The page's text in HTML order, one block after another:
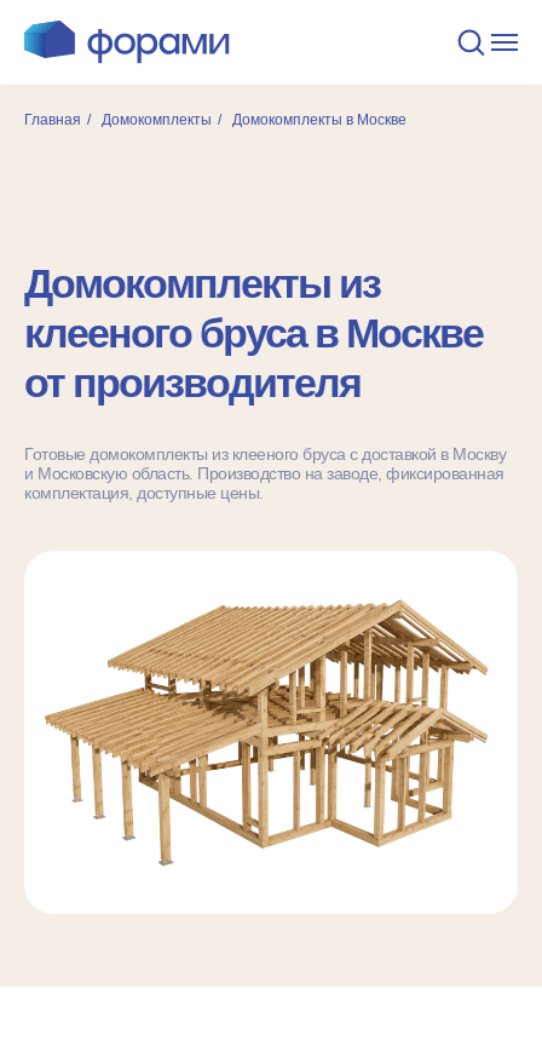
Главная / Домокомплекты / Домокомплекты в Москве
Домокомплекты из
клееного бруса в Москве
от производителя
Готовые домокомплекты из клееного бруса с доставкой в Москву
и Московскую область. Производство на заводе, фиксированная
комплектация, доступные цены.